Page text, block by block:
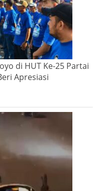
di HUT Ke-25 Partai
Apresiasi